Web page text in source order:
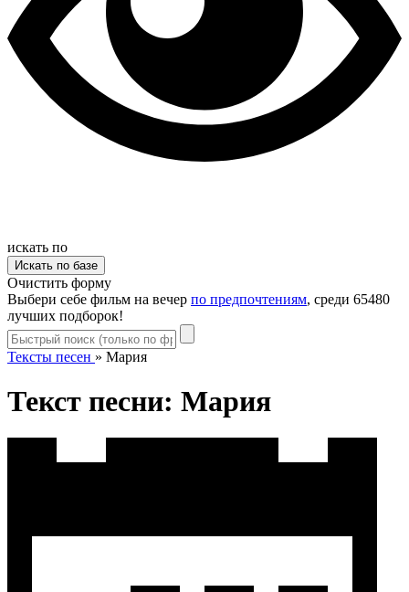
искать по
Очистить форму
Выбери себе фильм на вечер по предпочтениям, среди 65480
лучших подборок!
Тексты песен » Мария
Текст песни: Мария